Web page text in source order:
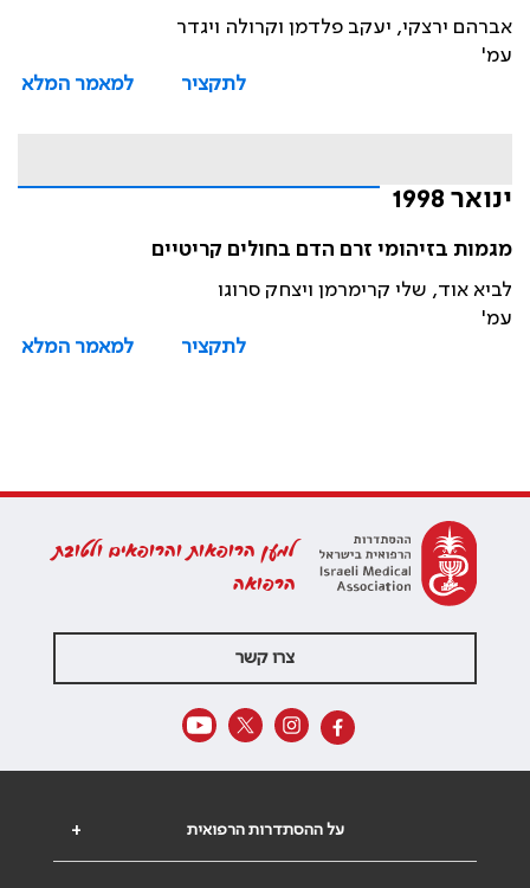
אברהם ירצקי, יעקב פלדמן וקרולה ויגדר
עמ'
לתקציר
למאמר המלא
ינואר 1998
מגמות בזיהומי זרם הדם בחולים קריטיים
לביא אוד, שלי קרימרמן ויצחק סרוגו
עמ'
לתקציר
למאמר המלא
למען הרופאות והרופאים ולטובת
הרפואה
צרו קשר
+ על ההסתדרות הרפואית